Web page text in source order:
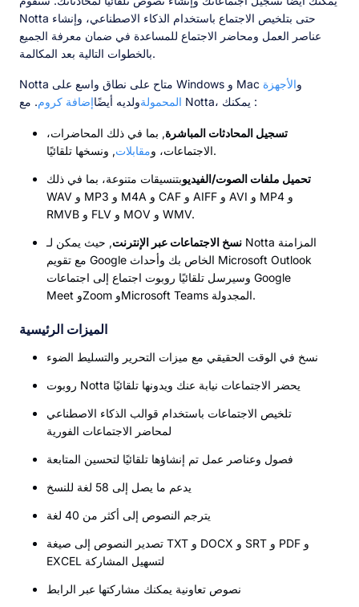
Notta حتى بتلخيص الاجتماع باستخدام الذكاء الاصطناعي، وإنشاء
عناصر العمل ومحاضر الاجتماع للمساعدة في ضمان معرفة الجميع
بالخطوات التالية بعد المكالمة.
Notta متاح على نطاق واسع على Windows و Mac والأجهزة
المحمولةولديه أيضًاإضافة كروم . مع Notta، يمكنك :
تسجيل المحادثات المباشرة, بما في ذلك المحاضرات،
الاجتماعات، ومقابلات , ونسخها تلقائيًا.
تحميل ملفات الصوت/الفيديوبتنسيقات متنوعة، بما في ذلك
WAV و MP3 و M4A و CAF و AIFF و AVI و MP4 و
RMVB و FLV و MOV و WMV.
نسخ الاجتماعات عبر الإنترنت, حيث يمكن لـ Notta المزامنة
مع تقويم Google الخاص بك وأحداث Microsoft Outlook
وسيرسل تلقائيًا روبوت اجتماع إلى اجتماعات Google
Meet وZoom وMicrosoft Teams المجدولة.
الميزات الرئيسية
نسخ في الوقت الحقيقي مع ميزات التحرير والتسليط الضوء
روبوت Notta يحضر الاجتماعات نيابة عنك ويدونها تلقائيًا
تلخيص الاجتماعات باستخدام قوالب الذكاء الاصطناعي
لمحاضر الاجتماعات الفورية
فصول وعناصر عمل تم إنشاؤها تلقائيًا لتحسين المتابعة
يدعم ما يصل إلى 58 لغة للنسخ
يترجم النصوص إلى أكثر من 40 لغة
تصدير النصوص إلى صيغة TXT و DOCX و SRT و PDF و
EXCEL لتسهيل المشاركة
نصوص تعاونية يمكنك مشاركتها عبر الرابط